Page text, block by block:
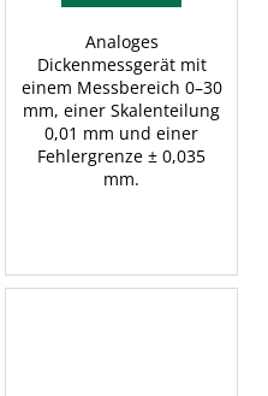
Analoges
Dickenmessgerät mit
einem Messbereich 0–30
mm, einer Skalenteilung
0,01 mm und einer
Fehlergrenze ± 0,035
mm.